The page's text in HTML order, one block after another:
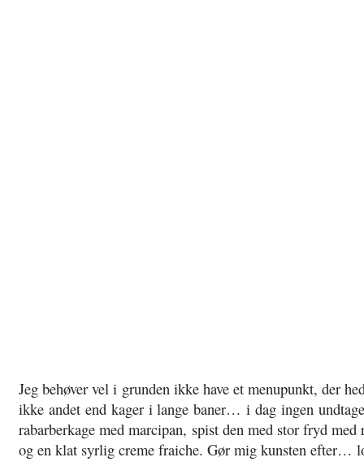
Jeg behøver vel i grunden ikke have et menupunkt, der
ikke andet end kager i lange baner… i dag ingen
rabarberkage med marcipan, spist den med stor fryd
og en klat syrlig creme fraiche. Gør mig kunsten efter…